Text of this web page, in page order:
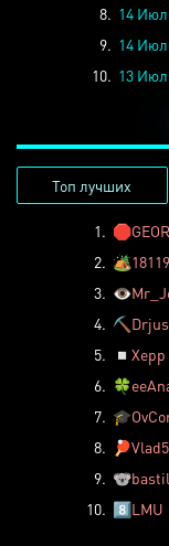
8. 14
9. 14
10. 13
Топ лучших
1. 🛑
2. 🏕️
3. 👁️
4. ⛏️
5.
◽ Xepp
6. 🍀
7. 🎓
8.
🏓
9. 🐨
10. 8️⃣LMU